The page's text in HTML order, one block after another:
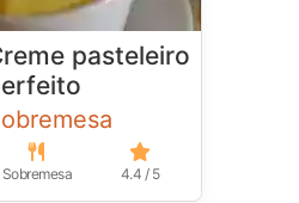
pasteleiro
Sobremesa 4.4 / 5